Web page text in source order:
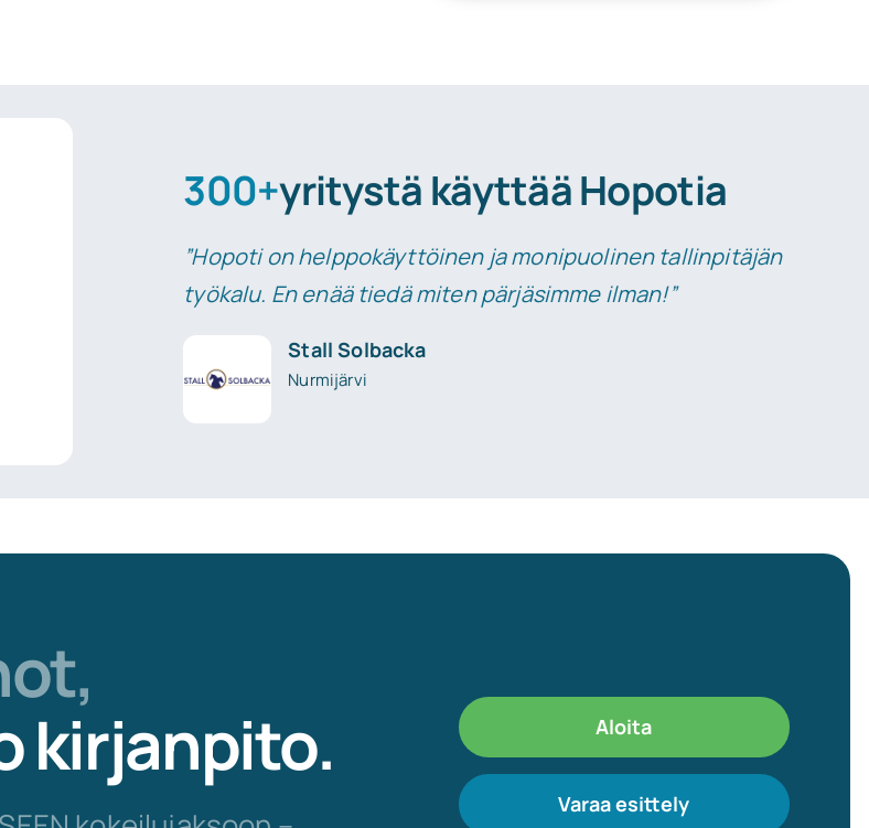
300+yritystä käyttää Hopotia
”Hopoti on helppokäyttöinen ja monipuolinen tallinpitäjän
työkalu. En enää tiedä miten pärjäsimme ilman!”
Stall Solbacka
Nurmijärvi
,
kirjanpito.
Aloita
Varaa esittely